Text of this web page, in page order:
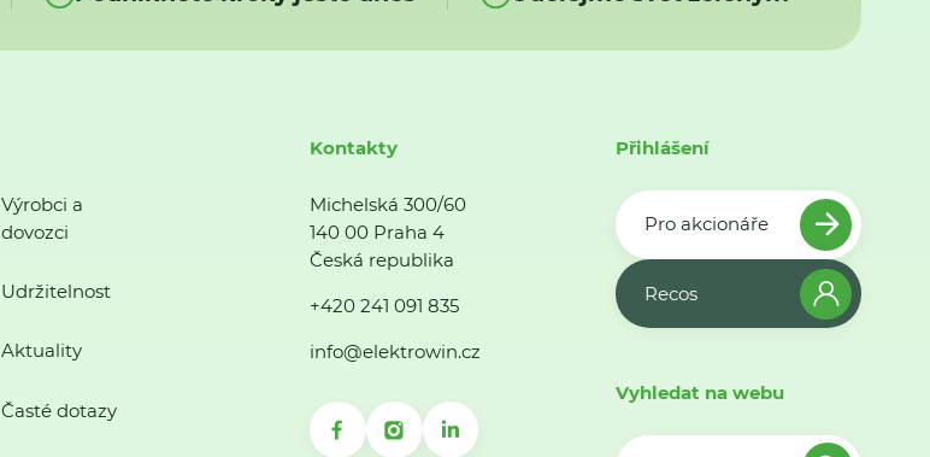
Výrobci a
dovozci
Udržitelnost
Aktuality
Časté dotazy
Kontakty
Michelská 300/60
140 00 Praha 4
Česká republika
+420 241 091 835
info@elektrowin.cz
Přihlášení
Pro akcionáře
Recos
Vyhledat na webu